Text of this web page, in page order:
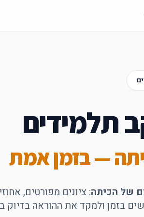
תלמידים
— בזמן אמת
של הכיתה: ציונים מפורטים,
בזמן ולמקד את ההוראה בדיוק